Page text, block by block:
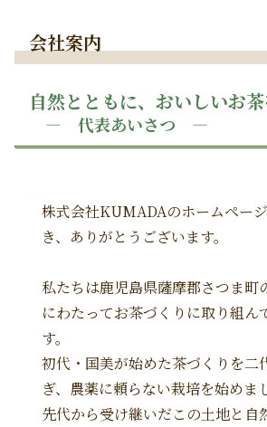
会社案内
自然とともに、 おいしいお
― 代表あいさつ ―
株式会社KUMADAのホームペー
き、ありがとうございます。
私たちは鹿児島県薩摩郡さつま町
にわたってお茶づくりに取り組ん
す。
初代・国美が始めた茶づくりを二
ぎ、農薬に頼らない栽培を始めま
先代から受け継いだこの土地と自